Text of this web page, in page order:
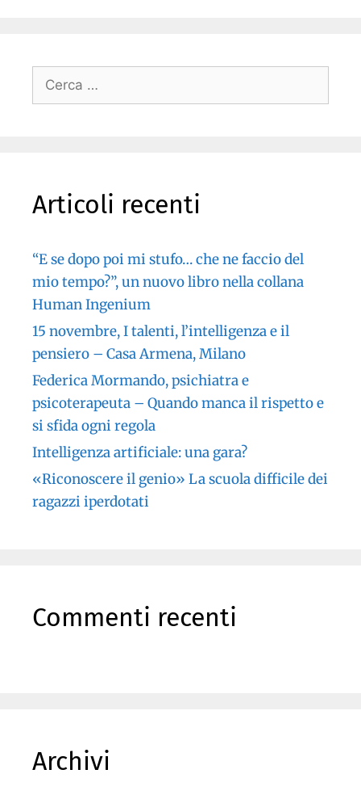
Articoli recenti
“E se dopo poi mi stufo… che ne faccio del
mio tempo?”, un nuovo libro nella collana
Human Ingenium
15 novembre, I talenti, l’intelligenza e il
pensiero – Casa Armena, Milano
Federica Mormando, psichiatra e
psicoterapeuta – Quando manca il rispetto e
si sfida ogni regola
Intelligenza artificiale: una gara?
«Riconoscere il genio» La scuola difficile dei
ragazzi iperdotati
Commenti recenti
Archivi